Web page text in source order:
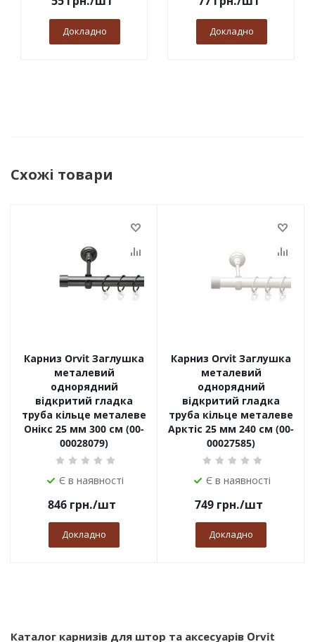
Докладно Докладно
Схожі товари
Карниз Orvit Заглушка
металевий
однорядний
відкритий гладка
труба кільце металеве
Онікс 25 мм 300 см (00-
00028079)
Є в наявності
846грн./шт
Докладно
Карниз Orvit Заглушка
металевий
однорядний
відкритий гладка
труба кільце металеве
Арктіс 25 мм 240 см (00-
00027585)
Є в наявності
749грн./шт
Докладно
Каталог карнизів для штор та аксесуарів Orvit